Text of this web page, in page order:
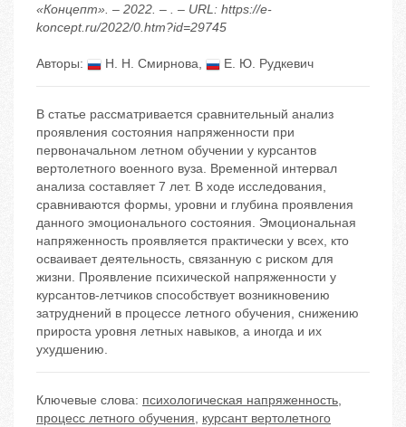
«Концепт». – 2022. – . – URL: https://e-
koncept.ru/2022/0.htm?id=29745
Авторы: Н. Н. Смирнова, Е. Ю. Рудкевич
В статье рассматривается сравнительный анализ
проявления состояния напряженности при
первоначальном летном обучении у курсантов
вертолетного военного вуза. Временной интервал
анализа составляет 7 лет. В ходе исследования,
сравниваются формы, уровни и глубина проявления
данного эмоционального состояния. Эмоциональная
напряженность проявляется практически у всех, кто
осваивает деятельность, связанную с риском для
жизни. Проявление психической напряженности у
курсантов-летчиков способствует возникновению
затруднений в процессе летного обучения, снижению
прироста уровня летных навыков, а иногда и их
ухудшению.
Ключевые слова: психологическая напряженность,
процесс летного обучения, курсант вертолетного